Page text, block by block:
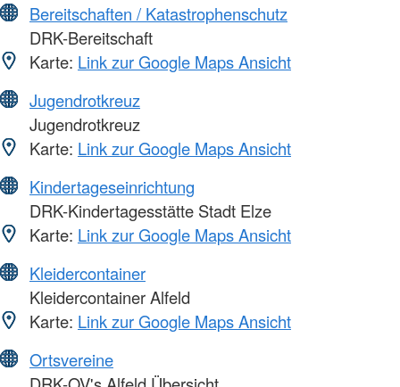
Bereitschaften / Katastrophenschutz
DRK-Bereitschaft
Karte: Link zur Google Maps Ansicht
Jugendrotkreuz
Jugendrotkreuz
Karte: Link zur Google Maps Ansicht
Kindertageseinrichtung
DRK-Kindertagesstätte Stadt Elze
Karte: Link zur Google Maps Ansicht
Kleidercontainer
Kleidercontainer Alfeld
Karte: Link zur Google Maps Ansicht
Ortsvereine